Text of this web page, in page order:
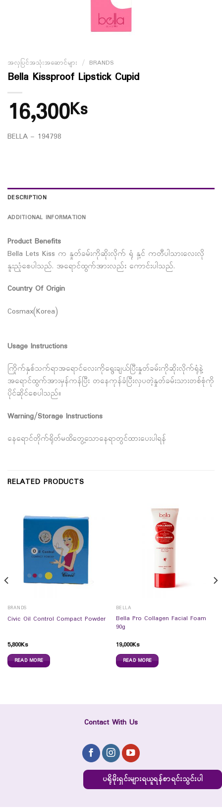
အလှပြင်အသုံးအဆောင်များ / BRANDS
Bella Kissproof Lipstick Cupid
16,300Ks
BELLA – 194798
DESCRIPTION
ADDITIONAL INFORMATION
Product Benefits
Bella Lets Kiss က နှုတ်ခမ်းကိုဆိုးလိုက် ရုံ နှ့င် ကတီပါသားလေးလို
နူးညံ့စေပါသည်. အရောင်ထွက်အားလည်း ကောင်းပါသည်.
Country Of Origin
Cosmax(Korea)
Usage Instructions
ကြိုက်နှစ်သက်ရာအရောင်လေးကိုရွေးချယ်ပြီးနှုတ်ခမ်းကိုဆိုးလိုက်ရုံနဲ့
အရောင်ထွက်အားမှန်ကန်ပြီး တနေကုန်ခံပြီးလှပတဲ့နှုတ်ခမ်းသားတစ်စုံကို
ပိုင်ဆိုင်စေပါသည်။
Warning/Storage Instructions
နေရောင်တိုက်ရိုတ်မထိတွေ့သောနေရာတွင်ထားပေးပါရန်
RELATED PRODUCTS
BRANDS
Civic Oil Control Compact Powder
5,800Ks
READ MORE
BELLA
Bella Pro Collagen Facial Foam
90g
19,000Ks
READ MORE
Contact With Us
ပရိုမိုးရှင်းများရယူရန်စာရင်းသွင်းပါ